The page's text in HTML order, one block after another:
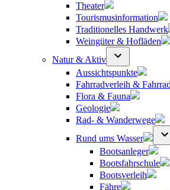
Theater
Tourismusinformation
Traditionelles Handwerk
Weingüter & Hofläden
Natur & Aktiv
Aussichtspunkte
Fahrradverleih &
Flora & Fauna
Geologie
Rad- & Wanderwege
Rund ums Wasser
Bootsanleger
Bootsfahrschule
Bootsverleih
Fähre